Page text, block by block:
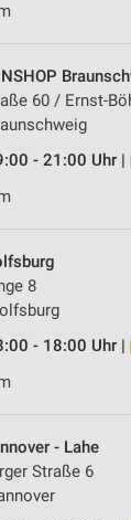
60 / Ernst-
- 21:00 Uhr |
8
- 18:00 Uhr |
- Lahe
Straße 6